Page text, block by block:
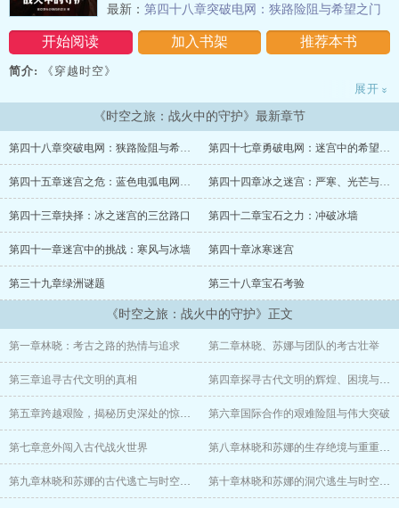
开始阅读 加入书架 推荐本书
最新： 第四十八章突破电网：狭路险阻与希望之门
简介: 《穿越时空》
主要人物：
林晓：一位对历史充满热情的年轻考古学家，聪明勇敢，富有冒险精
苏娜：林晓的助手，同样对考古和历史有浓厚兴趣，心思缜密。
李博士：考古界的权威，林晓的导师。
故事情节：
林晓在一次考古挖掘中，意外发现了一个神秘的古代遗迹，里面隐藏
着一件能穿越时空的宝物。在接触宝物的瞬间，林晓被卷入了时空漩
涡，穿越到了古代。
他来到了一个动荡的战乱时代，凭借着自己的历史知识和现代技能，
敌的入侵。
林晓始终没有忘记寻找回到现代的方法。在探寻的过程中，他发现了
一个惊天的秘密：这个时代的一场关键战役的胜负，竟然会影响到现
代世界的命运。
展开 »
《时空之旅：战火中的守护》最新章节
第四十八章突破电网：狭路险阻与希望之门 第四十七章勇破电网：迷宫中的希望之光
第四十五章迷宫之危：蓝色电弧电网的挑战 第四十四章冰之迷宫：严寒、光芒与神秘符号
第四十三章抉择：冰之迷宫的三岔路口 第四十二章宝石之力：冲破冰墙
第四十一章迷宫中的挑战：寒风与冰墙 第四十章冰寒迷宫
第三十九章绿洲谜题 第三十八章宝石考验
《时空之旅：战火中的守护》正文
第一章林晓：考古之路的热情与追求 第二章林晓、苏娜与团队的考古壮举
第三章追寻古代文明的真相 第四章探寻古代文明的辉煌、困境与希望
第五章跨越艰险，揭秘历史深处的惊人奥秘 第六章国际合作的艰难险阻与伟大突破
第七章意外闯入古代战火世界 第八章林晓和苏娜的生存绝境与重重危机
第九章林晓和苏娜的古代逃亡与时空之谜 第十章林晓和苏娜的洞穴逃生与时空穿越之旅